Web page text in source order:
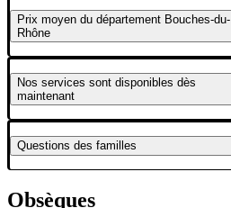
Prix moyen du département Bouches-du-
Rhône
Nos services sont disponibles dès
maintenant
Questions des familles
Obsèques